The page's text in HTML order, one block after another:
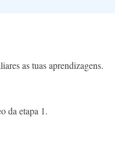
as tuas aprendizagens.
da etapa 1.